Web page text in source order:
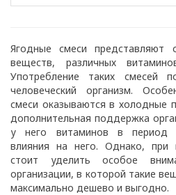
Ягодные смеси представляют
веществ, различных
Употребление таких смесей
человеческий организм.
смеси оказываются в холодные
дополнительная поддержка
у него витаминов в период
влияния на него. Однако, при
стоит уделить особое
организации, в которой такие
максимально дешево и выгодно.